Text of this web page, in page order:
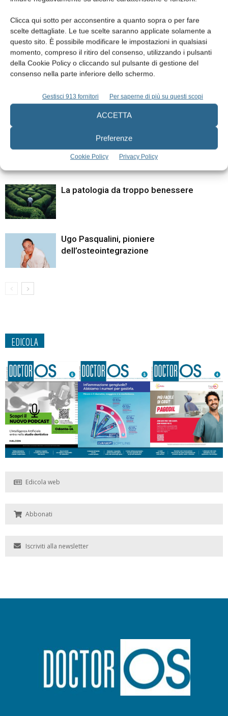
Clicca qui sotto per acconsentire a quanto sopra o per fare
scelte dettagliate. Le tue scelte saranno applicate solamente a
questo sito. È possibile modificare le impostazioni in qualsiasi
momento, compreso il ritiro del consenso, utilizzando i pulsanti
della Cookie Policy o cliccando sul pulsante di gestione del
consenso nella parte inferiore dello schermo.
Gestisci 913 fornitori Per saperne di più su questi scopi
ACCETTA
Preferenze
Cookie Policy Privacy Policy
Articolo precedente
Quali sono le attuali soglie per
farsi pagare dalla clientela in
contanti?
Articolo successivo
Corso di sedazione cosciente
secondo Langa in odontoiatria
ARTICOLI CORRELATI
ALTRI ARTICOLI DALLO STESSO AUTORE
Pagamenti sanitari e innovazione digitale:
il cambiamento nelle preferenze dei
La patologia da troppo benessere
Ugo Pasqualini, pioniere
dell’osteointegrazione
EDICOLA
Edicola web
Abbonati
Iscriviti alla newsletter